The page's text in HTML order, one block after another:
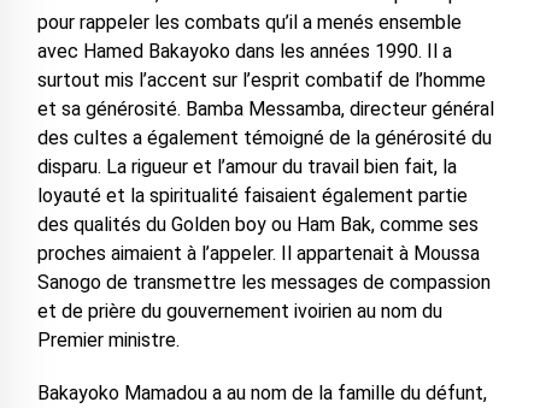
pour rappeler les combats qu’il a menés ensemble
avec Hamed Bakayoko dans les années 1990. Il a
surtout mis l’accent sur l’esprit combatif de l’homme
et sa générosité. Bamba Messamba, directeur général
des cultes a également témoigné de la générosité du
disparu. La rigueur et l’amour du travail bien fait, la
loyauté et la spiritualité faisaient également partie
des qualités du Golden boy ou Ham Bak, comme ses
proches aimaient à l’appeler. Il appartenait à Moussa
Sanogo de transmettre les messages de compassion
et de prière du gouvernement ivoirien au nom du
Premier ministre.
Bakayoko Mamadou a au nom de la famille du défunt,